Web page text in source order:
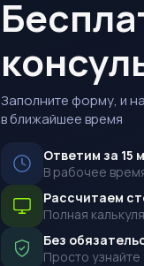
Заполните форму, и
в ближайшее время
Ответим за 15
В рабочее
Рассчитаем
Полная
Без
Просто узнайте